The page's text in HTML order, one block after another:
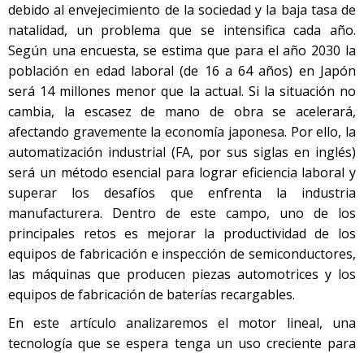
debido al envejecimiento de la sociedad y la baja tasa de
natalidad, un problema que se intensifica cada año.
Según una encuesta, se estima que para el año 2030 la
población en edad laboral (de 16 a 64 años) en Japón
será 14 millones menor que la actual. Si la situación no
cambia, la escasez de mano de obra se acelerará,
afectando gravemente la economía japonesa. Por ello, la
automatización industrial (FA, por sus siglas en inglés)
será un método esencial para lograr eficiencia laboral y
superar los desafíos que enfrenta la industria
manufacturera. Dentro de este campo, uno de los
principales retos es mejorar la productividad de los
equipos de fabricación e inspección de semiconductores,
las máquinas que producen piezas automotrices y los
equipos de fabricación de baterías recargables.
En este artículo analizaremos el motor lineal, una
tecnología que se espera tenga un uso creciente para